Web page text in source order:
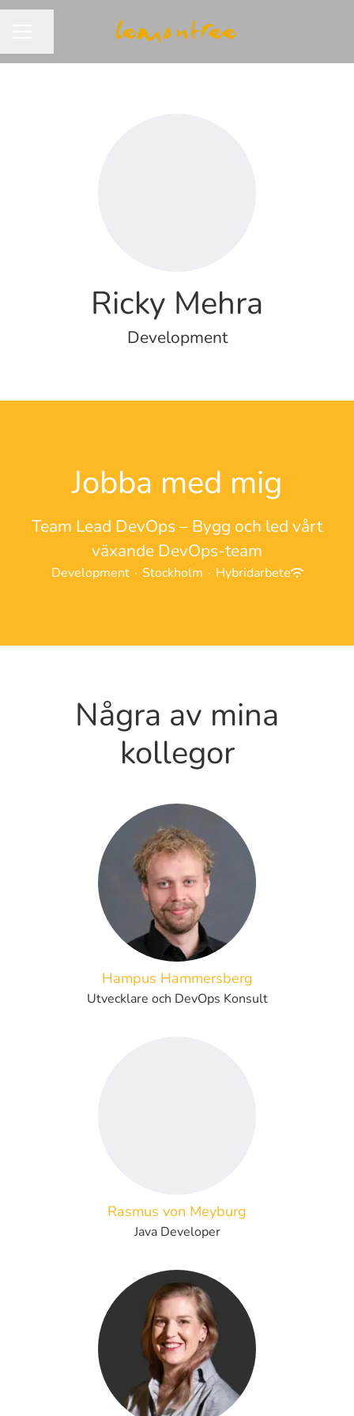
Ricky Mehra
Development
Jobba med mig
Team Lead DevOps – Bygg och led vårt
växande DevOps-team
Development · Stockholm · Hybridarbete
Några av mina
kollegor
Hampus Hammersberg
Utvecklare och DevOps Konsult
Rasmus von Meyburg
Java Developer